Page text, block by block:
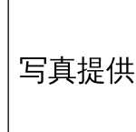
写真提